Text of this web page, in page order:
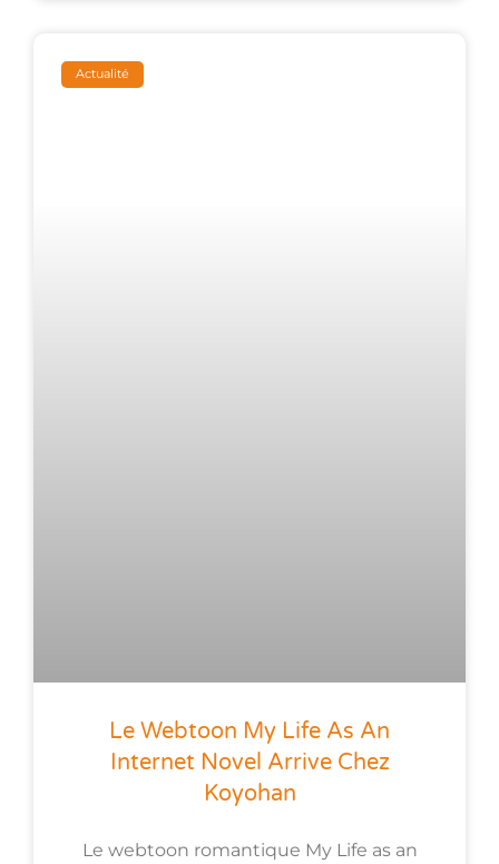
Actualité
Le Webtoon My Life As An
Internet Novel Arrive Chez
Koyohan
Le webtoon romantique My Life as an